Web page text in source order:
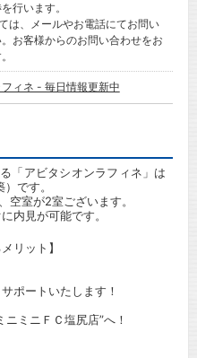
行います。
は、メールやお電話にてお問い
お客様からのお問い合わせをお
ィネ - 毎日情報更新中
「アビタシオンラフィネ」は
です。
空室が2室ございます。
内見が可能です。
リット】
ポートいたします！
ミニＦＣ塩尻店”へ！